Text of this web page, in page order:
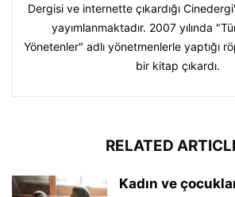
Dergisi ve internette çıkardığı
yayımlanmaktadır. 2007 yılında
Yönetenler" adlı yönetmenlerle yaptığı
bir kitap çıkardı.
RELATED
Kadın ve